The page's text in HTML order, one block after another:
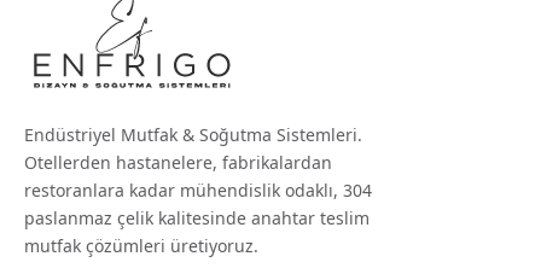
Endüstriyel Mutfak & Soğutma Sistemleri.
Otellerden hastanelere, fabrikalardan
restoranlara kadar mühendislik odaklı, 304
paslanmaz çelik kalitesinde anahtar teslim
mutfak çözümleri üretiyoruz.